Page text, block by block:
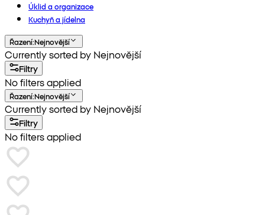
Úklid a organizace
Kuchyň a jídelna
Řazení:Nejnovější
Currently sorted by Nejnovější
Filtry
No filters applied
Řazení:Nejnovější
Currently sorted by Nejnovější
Filtry
No filters applied